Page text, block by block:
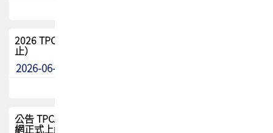
2026 TPCA健康盃保齡球聯誼賽 熱烈報名中（8/3報名截
止）
2026-06-29
公告 TPCA 台灣電路板協會官網將迎來新面貌，7/1 新官
網正式上線！